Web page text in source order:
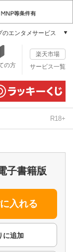
のエンタメサービス
ム/CD/DVD
クス
籍
み放題
ージック
信ガイド
PLAY
ネル
ット
メニュース
の方
楽天市場
サービス一覧
R18+
子書籍版
入れる